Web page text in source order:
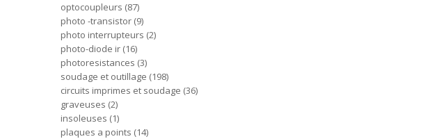
optocoupleurs 87
photo -transistor 9
photo interrupteurs 2
photo-diode ir 16
photoresistances 3
soudage et outillage 198
circuits imprimes et soudage 36
graveuses 2
insoleuses 1
plaques a points 14